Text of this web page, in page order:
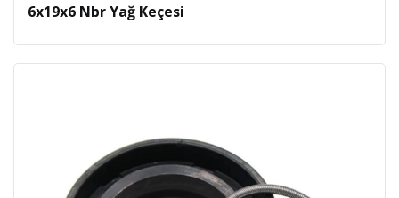
6x19x6 Nbr Yağ Keçesi